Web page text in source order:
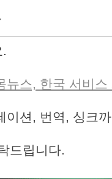
뉴스, 한국 서비스
이션, 번역, 싱크
드립니다.